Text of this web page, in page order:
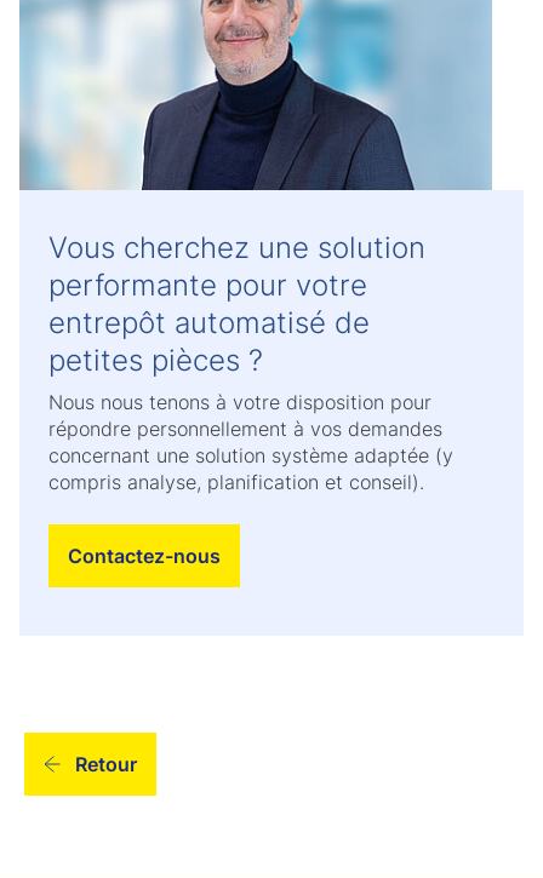
Vous cherchez une solution
performante pour votre
entrepôt automatisé de
petites pièces ?
Nous nous tenons à votre disposition pour
répondre personnellement à vos demandes
concernant une solution système adaptée (y
compris analyse, planification et conseil).
Contactez-nous
Retour